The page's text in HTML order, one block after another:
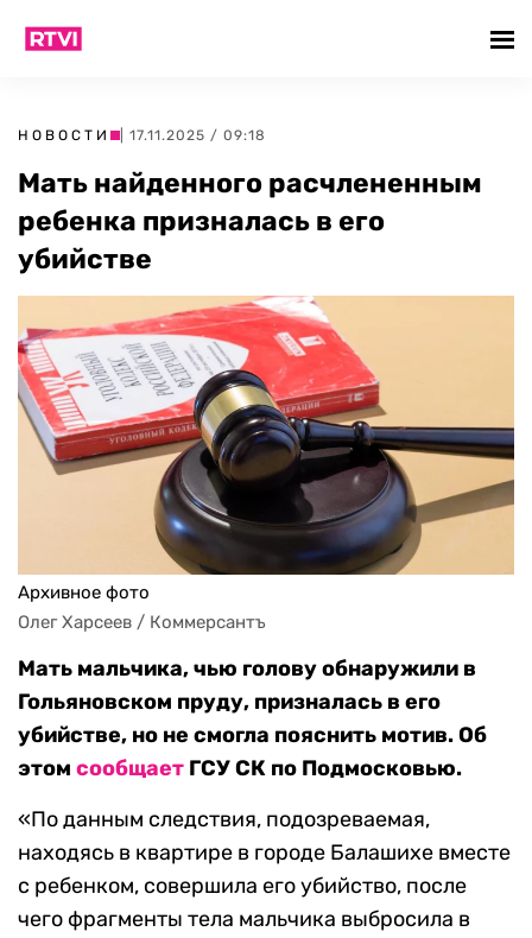
НОВОСТИ | 17.11.2025 / 09:18
Мать найденного расчлененным
ребенка призналась в его
убийстве
Архивное фото
Олег Харсеев / Коммерсантъ
Мать мальчика, чью голову обнаружили в
Гольяновском пруду, призналась в его
убийстве, но не смогла пояснить мотив. Об
этом сообщает ГСУ СК по Подмосковью.
«По данным следствия, подозреваемая,
находясь в квартире в городе Балашихе вместе
с ребенком, совершила его убийство, после
чего фрагменты тела мальчика выбросила в